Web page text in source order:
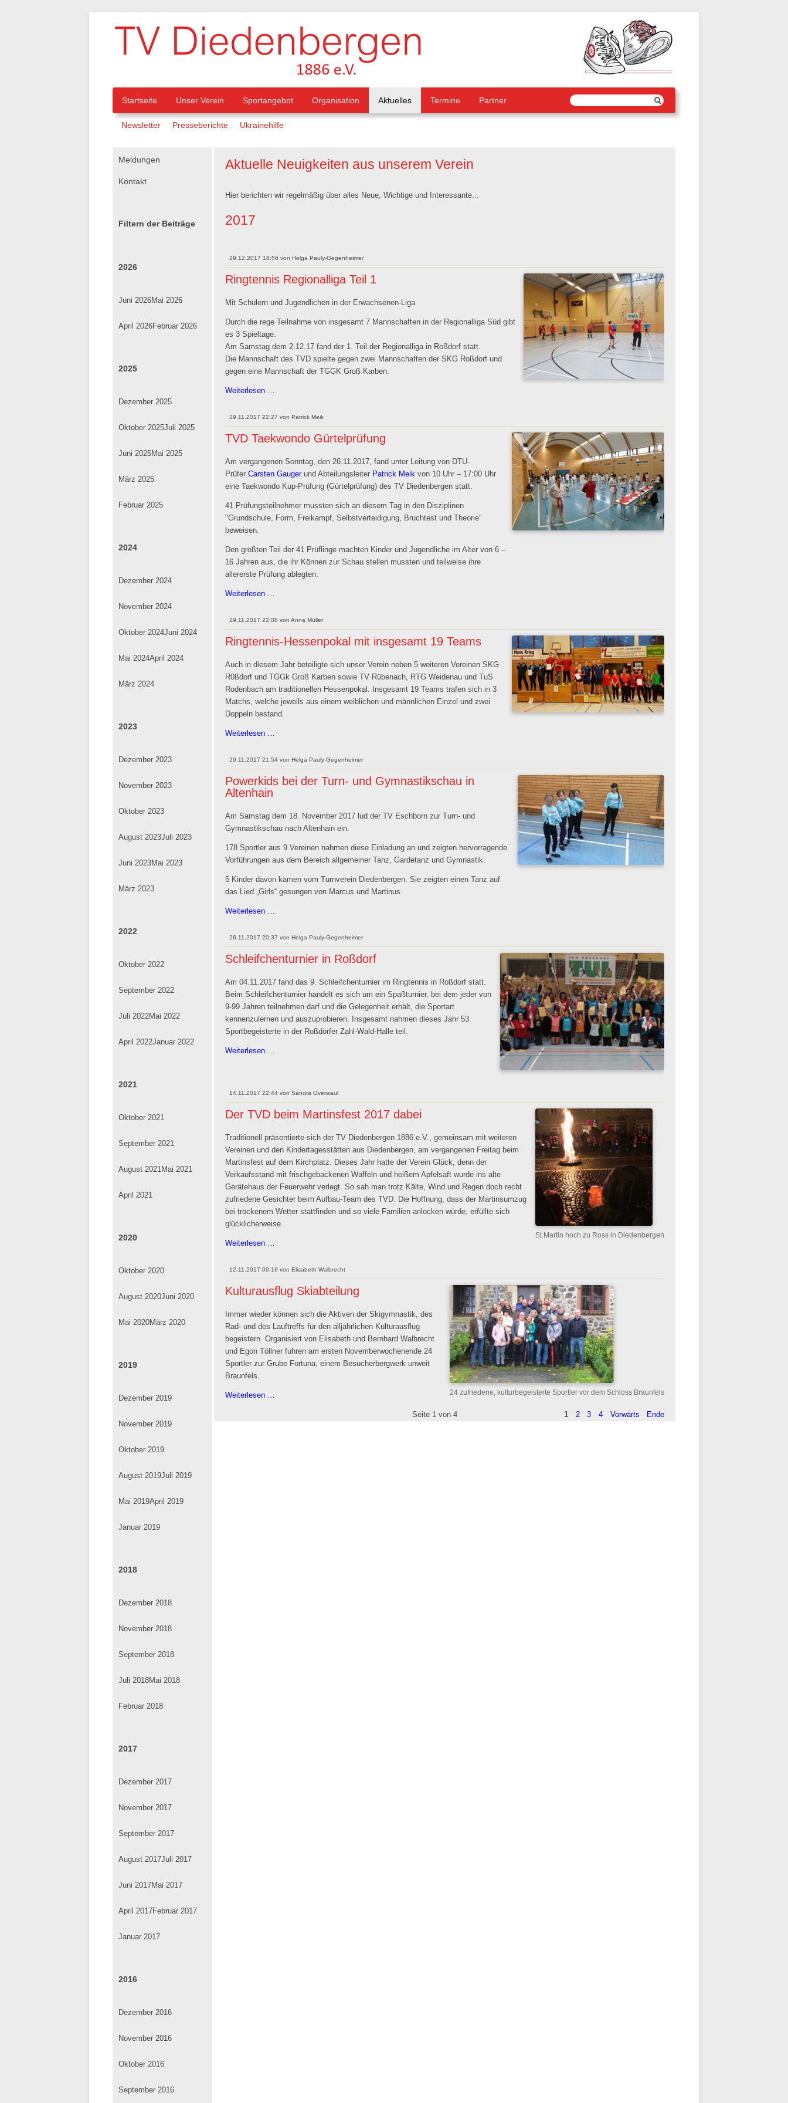
Navigation
überspringen
Startseite Unser Verein Sportangebot Organisation Aktuelles Termine Partner
Navigation
Newsletter Presseberichte Ukrainehilfe
Aktuelle Neuigkeiten aus unserem Verein
Hier berichten wir regelmäßig über alles Neue, Wichtige und Interessante...
2017
29.12.2017 18:56 vonHelga Pauly-Gegenheimer
Ringtennis Regionalliga Teil 1
Mit Schülern und Jugendlichen in der Erwachsenen-Liga
Durch die rege Teilnahme von insgesamt 7 Mannschaften in der Regionalliga Süd gibt
es 3 Spieltage.
Am Samstag dem 2.12.17 fand der 1. Teil der Regionalliga in Roßdorf statt.
Die Mannschaft des TVD spielte gegen zwei Mannschaften der SKG Roßdorf und
gegen eine Mannschaft der TGGK Groß Karben.
Weiterlesen …
Teil
1
29.11.2017 22:27 vonPatrick Meik
TVD Taekwondo Gürtelprüfung
Am vergangenen Sonntag, den 26.11.2017, fand unter Leitung von DTU-
Prüfer Carsten Gaugerund Abteilungsleiter Patrick Meikvon 10 Uhr – 17:00 Uhr
eine Taekwondo Kup-Prüfung (Gürtelprüfung) des TV Diedenbergen statt.
41 Prüfungsteilnehmer mussten sich an diesem Tag in den Disziplinen
"Grundschule, Form, Freikampf, Selbstverteidigung, Bruchtest und Theorie"
beweisen.
Den größten Teil der 41 Prüflinge machten Kinder und Jugendliche im Alter von 6 –
16 Jahren aus, die ihr Können zur Schau stellen mussten und teilweise ihre
allererste Prüfung ablegten.
Weiterlesen …
Gürtelprüfung
29.11.2017 22:08 vonAnna Müller
Ringtennis-Hessenpokal mit insgesamt 19 Teams
Auch in diesem Jahr beteiligte sich unser Verein neben 5 weiteren Vereinen SKG
R0ßdorf und TGGk Groß Karben sowie TV Rübenach, RTG Weidenau und TuS
Rodenbach am traditionellen Hessenpokal. Insgesamt 19 Teams trafen sich in 3
Matchs, welche jeweils aus einem weiblichen und männlichen Einzel und zwei
Doppeln bestand.
Weiterlesen …
mit
insgesamt
19
29.11.2017 21:54 vonHelga Pauly-Gegenheimer
Powerkids bei der Turn- und Gymnastikschau in
Altenhain
Am Samstag dem 18. November 2017 lud der TV Eschborn zur Turn- und
Gymnastikschau nach Altenhain ein.
178 Sportler aus 9 Vereinen nahmen diese Einladung an und zeigten hervorragende
Vorführungen aus dem Bereich allgemeiner Tanz, Gardetanz und Gymnastik.
5 Kinder davon kamen vom Turnverein Diedenbergen. Sie zeigten einen Tanz auf
das Lied „Girls“ gesungen von Marcus und Martinus.
Weiterlesen …
der
Turn-
und
in
Altenhain
26.11.2017 20:37 vonHelga Pauly-Gegenheimer
Schleifchenturnier in Roßdorf
Am 04.11.2017 fand das 9. Schleifchenturnier im Ringtennis in Roßdorf statt.
Beim Schleifchenturnier handelt es sich um ein Spaßturnier, bei dem jeder von
9-99 Jahren teilnehmen darf und die Gelegenheit erhält, die Sportart
kennenzulernen und auszuprobieren. Insgesamt nahmen dieses Jahr 53
Sportbegeisterte in der Roßdörfer Zahl-Wald-Halle teil.
Weiterlesen …
14.11.2017 22:44 vonSandra Overwaul
St.Martin hoch zu Ross in Diedenbergen
Der TVD beim Martinsfest 2017 dabei
Traditionell präsentierte sich der TV Diedenbergen 1886 e.V., gemeinsam mit weiteren
Vereinen und den Kindertagesstätten aus Diedenbergen, am vergangenen Freitag beim
Martinsfest auf dem Kirchplatz. Dieses Jahr hatte der Verein Glück, denn der
Verkaufsstand mit frischgebackenen Waffeln und heißem Apfelsaft wurde ins alte
Gerätehaus der Feuerwehr verlegt. So sah man trotz Kälte, Wind und Regen doch recht
zufriedene Gesichter beim Aufbau-Team des TVD. Die Hoffnung, dass der Martinsumzug
bei trockenem Wetter stattfinden und so viele Familien anlocken würde, erfüllte sich
glücklicherweise.
Weiterlesen …
beim
Martinsfest
2017
12.11.2017 09:16 vonElisabeth Walbrecht
24 zufriedene, kulturbegeisterte Sportler vor dem Schloss Braunfels
Kulturausflug Skiabteilung
Immer wieder können sich die Aktiven der Skigymnastik, des
Rad- und des Lauftreffs für den alljährlichen Kulturausflug
begeistern. Organisiert von Elisabeth und Bernhard Walbrecht
und Egon Töllner fuhren am ersten Novemberwochenende 24
Sportler zur Grube Fortuna, einem Besucherbergwerk unweit
Braunfels.
Weiterlesen …
Seite 1 von 4
1 2 3 4 Vorwärts Ende
Navigation
Meldungen
Kontakt
Filtern der Beiträge
2026
Juni 2026Mai 2026
April 2026Februar 2026
2025
Dezember 2025
Oktober 2025Juli 2025
Juni 2025Mai 2025
März 2025
Februar 2025
2024
Dezember 2024
November 2024
Oktober 2024Juni 2024
Mai 2024April 2024
März 2024
2023
Dezember 2023
November 2023
Oktober 2023
August 2023Juli 2023
Juni 2023Mai 2023
März 2023
2022
Oktober 2022
September 2022
Juli 2022Mai 2022
April 2022Januar 2022
2021
Oktober 2021
September 2021
August 2021Mai 2021
April 2021
2020
Oktober 2020
August 2020Juni 2020
Mai 2020März 2020
2019
Dezember 2019
November 2019
Oktober 2019
August 2019Juli 2019
Mai 2019April 2019
Januar 2019
2018
Dezember 2018
November 2018
September 2018
Juli 2018Mai 2018
Februar 2018
2017
Dezember 2017
November 2017
September 2017
August 2017Juli 2017
Juni 2017Mai 2017
April 2017Februar 2017
Januar 2017
2016
Dezember 2016
November 2016
Oktober 2016
September 2016